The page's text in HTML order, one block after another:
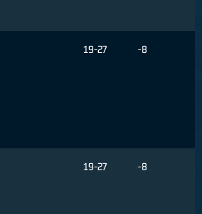
19-27 -8
19-27 -8